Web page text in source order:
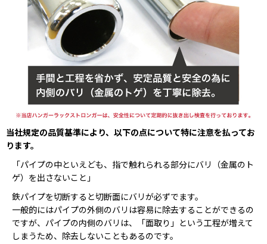
当社規定の品質基準により、以下の点について特に注意を払ってお
ります。
「パイプの中といえども、指で触れられる部分にバリ（金属のト
ゲ）を出さないこと」
鉄パイプを切断すると切断面にバリが必ずでます。
一般的にはパイプの外側のバリは容易に除去することができるの
ですが、パイプの内側のバリは、「面取り」という工程が増えて
しまうため、除去しないこともあるのです。